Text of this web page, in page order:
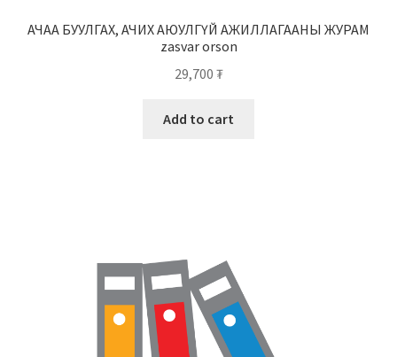
АЧАА БУУЛГАХ, АЧИХ АЮУЛГҮЙ АЖИЛЛАГААНЫ ЖУРАМ
zasvar orson
29,700 ₮
Add to cart